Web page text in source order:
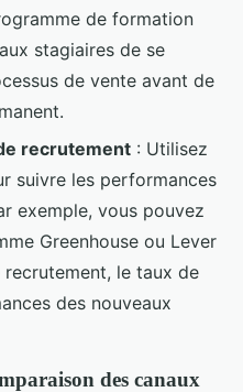
de formation
stagiaires de se
de vente avant de
recrutement : Utilisez
suivre les performances
exemple, vous pouvez
Greenhouse ou Lever
le taux de
des nouveaux
des canaux